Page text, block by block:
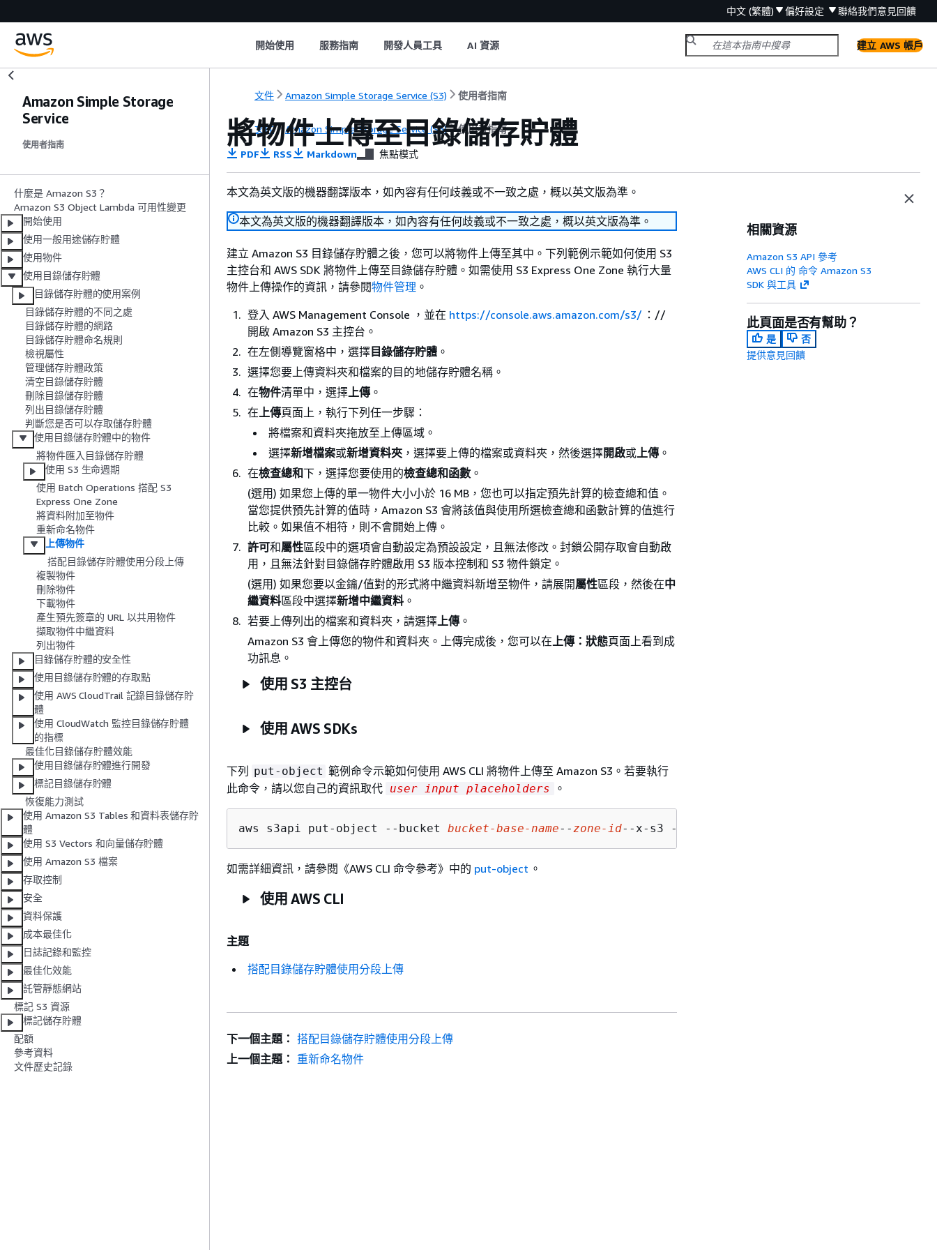
中文 (繁體) 偏好設定 聯絡我們意見回饋
開始使用 服務指南 開發人員工具 AI 資源 建立 AWS 帳戶
Amazon Simple Storage
Service
使用者指南
什麼是 Amazon S3？
Amazon S3 Object Lambda 可用性變更
開始使用
使用一般用途儲存貯體
使用物件
使用目錄儲存貯體
目錄儲存貯體的使用案例
目錄儲存貯體的不同之處
目錄儲存貯體的網路
目錄儲存貯體命名規則
檢視屬性
管理儲存貯體政策
清空目錄儲存貯體
刪除目錄儲存貯體
列出目錄儲存貯體
判斷您是否可以存取儲存貯體
使用目錄儲存貯體中的物件
將物件匯入目錄儲存貯體
使用 S3 生命週期
使用 Batch Operations 搭配 S3
Express One Zone
將資料附加至物件
重新命名物件
上傳物件
搭配目錄儲存貯體使用分段上傳
複製物件
刪除物件
下載物件
產生預先簽章的 URL 以共用物件
擷取物件中繼資料
列出物件
目錄儲存貯體的安全性
使用目錄儲存貯體的存取點
使用 AWS CloudTrail 記錄目錄儲存貯
體
使用 CloudWatch 監控目錄儲存貯體
的指標
最佳化目錄儲存貯體效能
使用目錄儲存貯體進行開發
標記目錄儲存貯體
恢復能力測試
使用 Amazon S3 Tables 和資料表儲存貯
體
使用 S3 Vectors 和向量儲存貯體
使用 Amazon S3 檔案
存取控制
安全
資料保護
成本最佳化
日誌記錄和監控
最佳化效能
託管靜態網站
標記 S3 資源
標記儲存貯體
配額
參考資料
文件歷史記錄
文件 Amazon Simple Storage Service (S3) 使用者指南
文件 Amazon Simple Storage Service (S3) 使用者指南
將物件上傳至目錄儲存貯體
PDF RSS Markdown 焦點模式
本文為英文版的機器翻譯版本，如內容有任何歧義或不一致之處，概以英文版為準。
本文為英文版的機器翻譯版本，如內容有任何歧義或不一致之處，概以英文版為準。
建立 Amazon S3 目錄儲存貯體之後，您可以將物件上傳至其中。下列範例示範如何使用 S3
主控台和 AWS SDK 將物件上傳至目錄儲存貯體。如需使用 S3 Express One Zone 執行大量
物件上傳操作的資訊，請參閱物件管理 。
登入 AWS Management Console ，並在 https://console.aws.amazon.com/s3/ ：//
開啟 Amazon S3 主控台。
在左側導覽窗格中，選擇 目錄儲存貯體 。
選擇您要上傳資料夾和檔案的目的地儲存貯體名稱。
在物件清單中，選擇上傳 。
在上傳頁面上，執行下列任一步驟：
將檔案和資料夾拖放至上傳區域。
選擇新增檔案或新增資料夾 ，選擇要上傳的檔案或資料夾，然後選擇開啟或上傳 。
在檢查總和下，選擇您要使用的檢查總和函數 。
(選用) 如果您上傳的單一物件大小小於 16 MB，您也可以指定預先計算的檢查總和值。
當您提供預先計算的值時，Amazon S3 會將該值與使用所選檢查總和函數計算的值進行
比較。如果值不相符，則不會開始上傳。
許可和屬性區段中的選項會自動設定為預設設定，且無法修改。封鎖公開存取會自動啟
用，且無法針對目錄儲存貯體啟用 S3 版本控制和 S3 物件鎖定。
(選用) 如果您要以金鑰/值對的形式將中繼資料新增至物件，請展開屬性區段，然後在中
繼資料區段中選擇新增中繼資料 。
若要上傳列出的檔案和資料夾，請選擇上傳 。
Amazon S3 會上傳您的物件和資料夾。上傳完成後，您可以在上傳：狀態頁面上看到成
功訊息。
使用 S3 主控台
使用 AWS SDKs
下列 put-object 範例命令示範如何使用 AWS CLI 將物件上傳至 Amazon S3。若要執行
此命令，請以您自己的資訊取代 user input placeholders 。
aws s3api put-object --bucket bucket-base-name--zone-id--x-s3 --key
如需詳細資訊，請參閱《AWS CLI 命令參考》 中的 put-object 。
使用 AWS CLI
主題
搭配目錄儲存貯體使用分段上傳
相關資源
Amazon S3 API 參考
AWS CLI 的 命令 Amazon S3
SDK 與工具
此頁面是否有幫助？
是
否
提供意見回饋
下一個主題： 搭配目錄儲存貯體使用分段上傳
上一個主題： 重新命名物件